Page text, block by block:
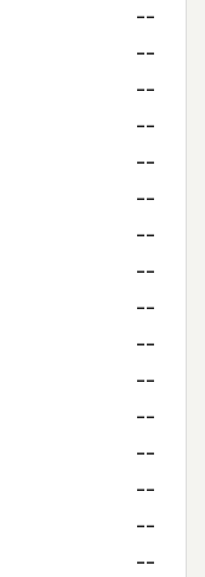
--
--
--
--
--
--
--
--
--
--
--
--
--
--
--
--